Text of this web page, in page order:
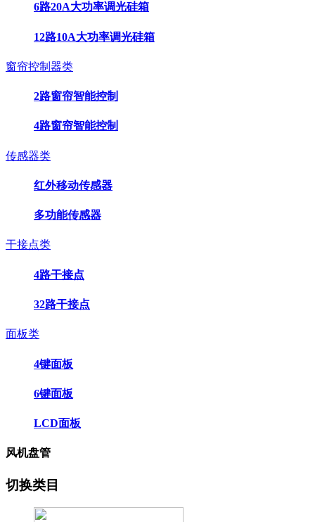
6路20A大功率调光硅箱
12路10A大功率调光硅箱
窗帘控制器类
2路窗帘智能控制
4路窗帘智能控制
传感器类
红外移动传感器
多功能传感器
干接点类
4路干接点
32路干接点
面板类
4键面板
6键面板
LCD面板
风机盘管
切换类目